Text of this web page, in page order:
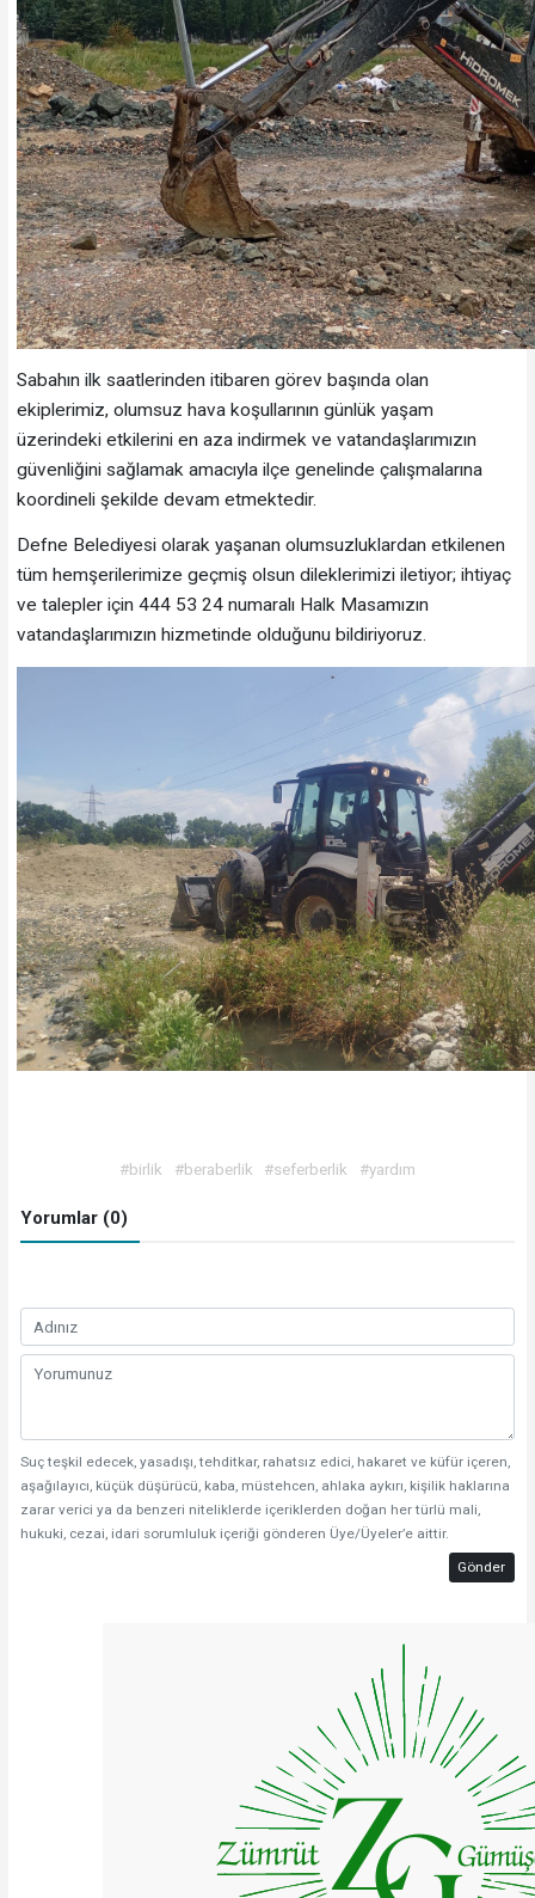
Sabahın ilk saatlerinden itibaren görev başında olan
ekiplerimiz, olumsuz hava koşullarının günlük yaşam
üzerindeki etkilerini en aza indirmek ve vatandaşlarımızın
güvenliğini sağlamak amacıyla ilçe genelinde çalışmalarına
koordineli şekilde devam etmektedir.
Defne Belediyesi olarak yaşanan olumsuzluklardan etkilenen
tüm hemşerilerimize geçmiş olsun dileklerimizi iletiyor; ihtiyaç
ve talepler için 444 53 24 numaralı Halk Masamızın
vatandaşlarımızın hizmetinde olduğunu bildiriyoruz.
#birlik #beraberlik #seferberlik #yardım
Yorumlar (0)
Suç teşkil edecek, yasadışı, tehditkar, rahatsız edici, hakaret ve küfür içeren,
aşağılayıcı, küçük düşürücü, kaba, müstehcen, ahlaka aykırı, kişilik haklarına
zarar verici ya da benzeri niteliklerde içeriklerden doğan her türlü mali,
hukuki, cezai, idari sorumluluk içeriği gönderen Üye/Üyeler’e aittir.
Gönder